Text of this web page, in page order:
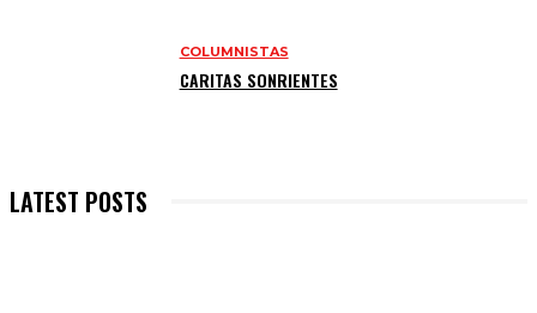
COLUMNISTAS
CARITAS SONRIENTES
LATEST POSTS